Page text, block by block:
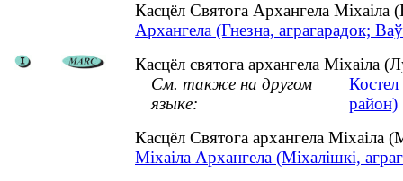
Касцёл Святога Архангела
Архангела (Гнезна, аграгарадок;
Касцёл святога архангела Міхаіла
См. также на другом
языке:
район)
Касцёл Святога архангела Міхаіла
Міхаіла Архангела (Міхалішкі,